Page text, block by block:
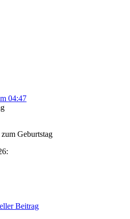
04:47
Geburtstag
Beitrag